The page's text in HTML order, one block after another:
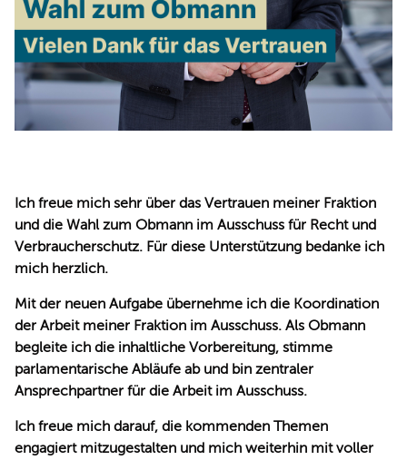
Ich freue mich sehr über das Vertrauen meiner Fraktion
und die Wahl zum Obmann im Ausschuss für Recht und
Verbraucherschutz. Für diese Unterstützung bedanke ich
mich herzlich.
Mit der neuen Aufgabe übernehme ich die Koordination
der Arbeit meiner Fraktion im Ausschuss. Als Obmann
begleite ich die inhaltliche Vorbereitung, stimme
parlamentarische Abläufe ab und bin zentraler
Ansprechpartner für die Arbeit im Ausschuss.
Ich freue mich darauf, die kommenden Themen
engagiert mitzugestalten und mich weiterhin mit voller